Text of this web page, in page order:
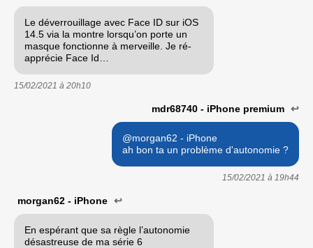
Le déverrouillage avec Face ID sur iOS
14.5 via la montre lorsqu’on porte un
masque fonctionne à merveille. Je ré-
apprécie Face Id…
15/02/2021 à 20h10
mdr68740 - iPhone premium ↩
@morgan62 - iPhone
ah bon ta un problème d'autonomie ?
15/02/2021 à 19h44
morgan62 - iPhone ↩
En espérant que sa règle l’autonomie
désastreuse de ma série 6